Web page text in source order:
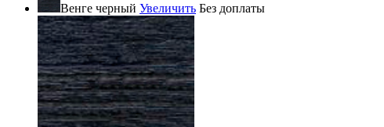
Венге черный Увеличить Без доплаты